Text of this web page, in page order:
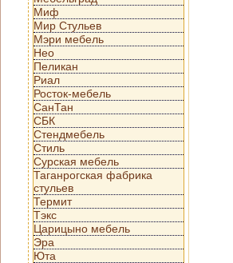
Миф
Мир Стульев
Мэри мебель
Нео
Пеликан
Риал
Росток-мебель
СанТан
СБК
Стендмебель
Стиль
Сурская мебель
Таганрогская фабрика
стульев
Термит
Тэкс
Царицыно мебель
Эра
Юта